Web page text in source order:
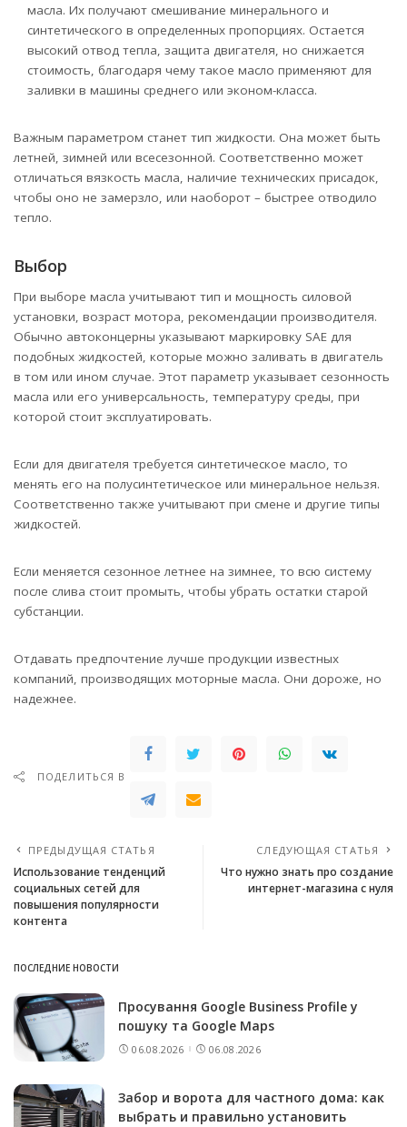
масла. Их получают смешивание минерального и
синтетического в определенных пропорциях. Остается
высокий отвод тепла, защита двигателя, но снижается
стоимость, благодаря чему такое масло применяют для
заливки в машины среднего или эконом-класса.
Важным параметром станет тип жидкости. Она может быть
летней, зимней или всесезонной. Соответственно может
отличаться вязкость масла, наличие технических присадок,
чтобы оно не замерзло, или наоборот – быстрее отводило
тепло.
Выбор
При выборе масла учитывают тип и мощность силовой
установки, возраст мотора, рекомендации производителя.
Обычно автоконцерны указывают маркировку SAE для
подобных жидкостей, которые можно заливать в двигатель
в том или ином случае. Этот параметр указывает сезонность
масла или его универсальность, температуру среды, при
которой стоит эксплуатировать.
Если для двигателя требуется синтетическое масло, то
менять его на полусинтетическое или минеральное нельзя.
Соответственно также учитывают при смене и другие типы
жидкостей.
Если меняется сезонное летнее на зимнее, то всю систему
после слива стоит промыть, чтобы убрать остатки старой
субстанции.
Отдавать предпочтение лучше продукции известных
компаний, производящих моторные масла. Они дороже, но
надежнее.
ПОДЕЛИТЬСЯ В
ПРЕДЫДУЩАЯ СТАТЬЯ
Использование тенденций
социальных сетей для
повышения популярности
контента
СЛЕДУЮЩАЯ СТАТЬЯ
Что нужно знать про создание
интернет-магазина с нуля
ПОСЛЕДНИЕ НОВОСТИ
Просування Google Business Profile у
пошуку та Google Maps
06.08.2026 06.08.2026
Забор и ворота для частного дома: как
выбрать и правильно установить